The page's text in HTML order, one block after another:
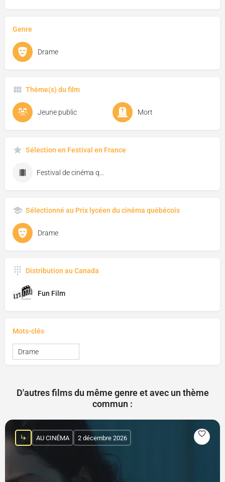
Genre
Drame
Thème(s) du film
Jeune public Mort
Sélection en Festival en France
Festival de cinéma québécois de Biscarosse
Sélectionné au Prix lycéen du cinéma québécois
Drame
Distribution au Canada
Fun Film
Mots-clés
Drame
D'autres films du même genre et avec un thème
commun :
AU CINÉMA 2 décembre 2026